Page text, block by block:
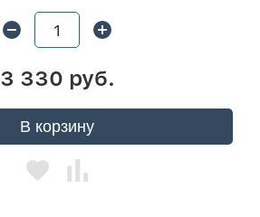
3 330 руб.
В корзину